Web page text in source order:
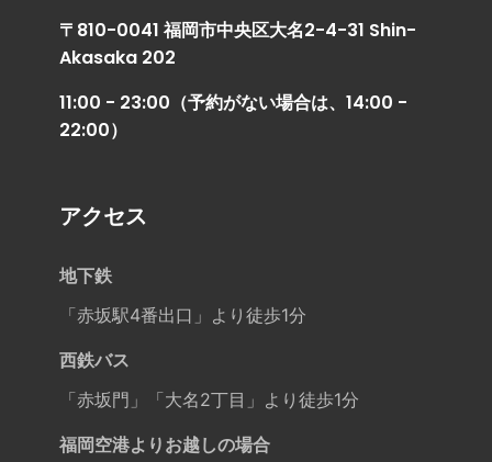
〒810-0041 福岡市中央区大名2-4-31 Shin-
Akasaka 202
11:00 - 23:00（予約がない場合は、14:00 -
22:00）
アクセス
地下鉄
「赤坂駅4番出口」より徒歩1分
西鉄バス
「赤坂門」「大名2丁目」より徒歩1分
福岡空港よりお越しの場合